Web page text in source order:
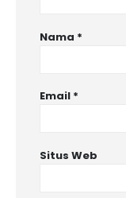
Nama *
Email *
Situs Web